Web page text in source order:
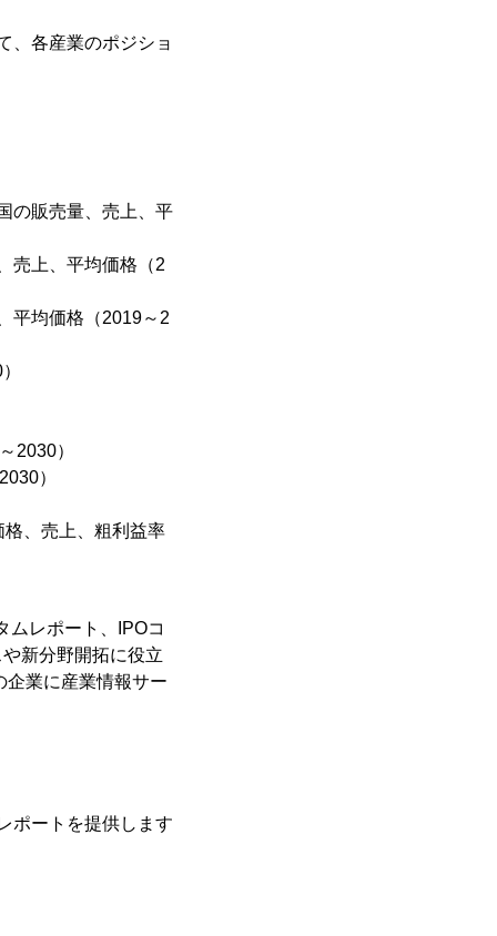
、各産業のポジショ
の販売量、売上、平
売上、平均価格（2
平均価格（2019～2
2030）
）
、売上、粗利益率
ムレポート、IPOコ
新分野開拓に役立
企業に産業情報サー
ポートを提供します